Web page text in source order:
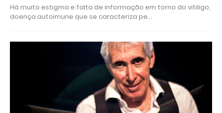
Há muito estigma e falta de informação em torno do vitiligo,
doença autoimune que se caracteriza pe…